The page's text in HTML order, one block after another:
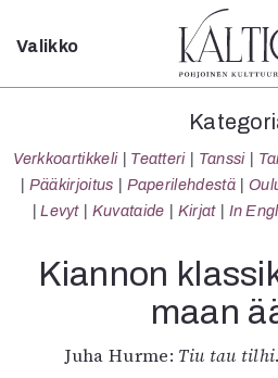
Sulje
Teatteri
Tanssi
Oulu2026
Valikko
Verkkoartikkeli Teatteri Tanssi
Pääkirjoitus
Paperilehdestä
Levyt
Kuvataide Kirjat In
Kiannon
maan
Juha Hurme: Tiu tau tilhi